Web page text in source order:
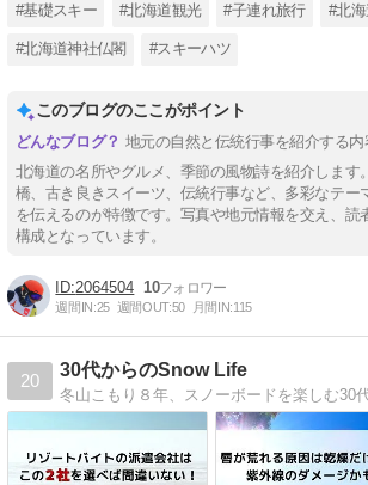
#基礎スキー #北海道観光 #子連れ旅行 #北
#北海道神社仏閣 #スキーハツ
このブログのここがポイント
地元の自然と伝統行事を紹介する内
北海道の名所やグルメ、季節の風物詩を紹介します
橋、古き良きスイーツ、伝統行事など、多彩なテー
を伝えるのが特徴です。写真や地元情報を交え、読
構成となっています。
2064504 10
週間IN:25 週間OUT:50 月間IN:115
20
30代からのSnow Life